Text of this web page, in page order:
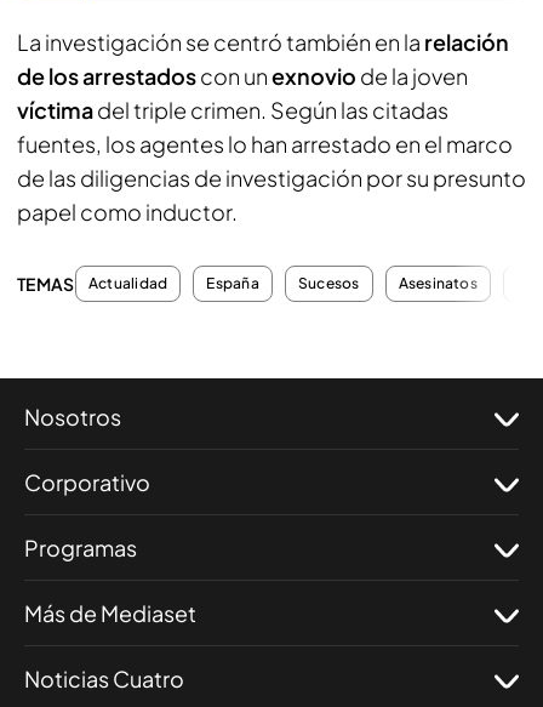
La investigación se centró también en la relación
de los arrestadoscon unexnovio de la joven
víctimadel triple crimen. Según las citadas
fuentes, los agentes lo han arrestado en el marco
de las diligencias de investigación por su presunto
papel como inductor.
TEMAS Actualidad España Sucesos Asesinatos
Nosotros
Corporativo
Programas
Más de Mediaset
Noticias Cuatro